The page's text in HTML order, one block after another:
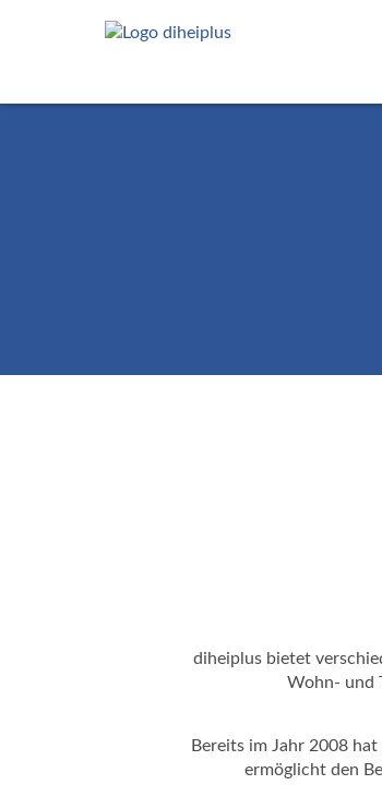
diheiplus bietet
Wohn- und
Bereits im Jahr 2008
ermöglicht den